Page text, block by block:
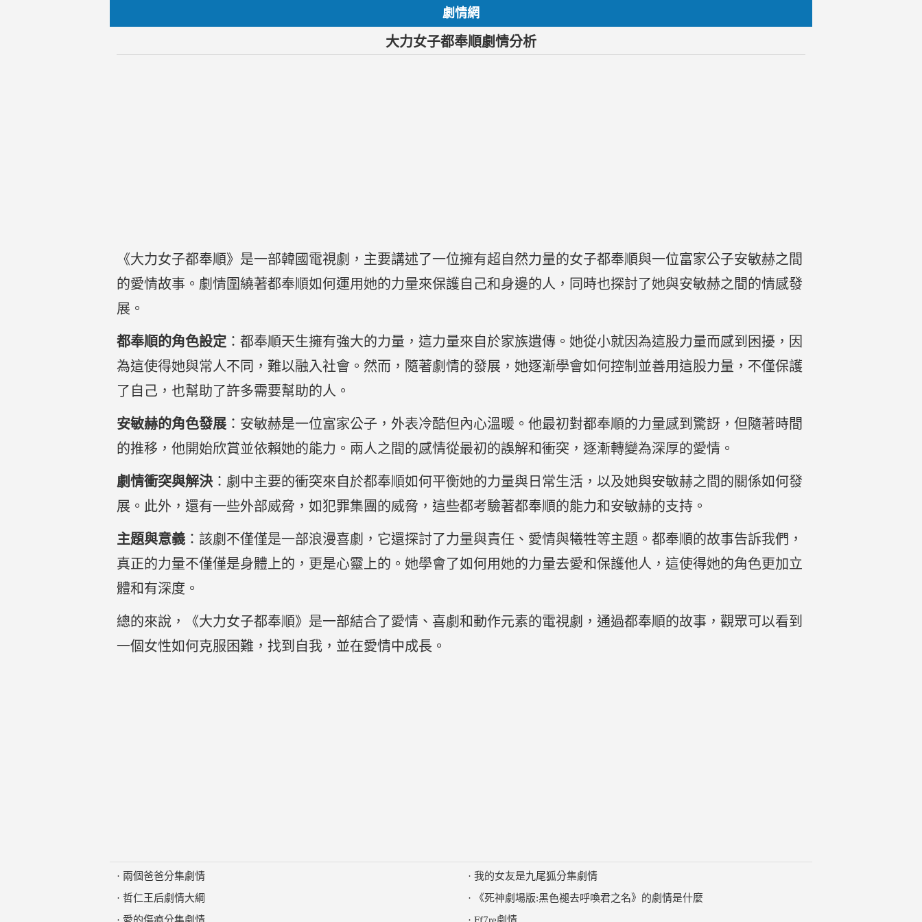
劇情網
大力女子都奉順劇情分析
《大力女子都奉順》是一部韓國電視劇，主要講述了一位擁有超自然力量的女子都奉順與一位富家公子安敏赫之間
的愛情故事。劇情圍繞著都奉順如何運用她的力量來保護自己和身邊的人，同時也探討了她與安敏赫之間的情感發
展。
都奉順的角色設定 ：都奉順天生擁有強大的力量，這力量來自於家族遺傳。她從小就因為這股力量而感到困擾，因
為這使得她與常人不同，難以融入社會。然而，隨著劇情的發展，她逐漸學會如何控制並善用這股力量，不僅保護
了自己，也幫助了許多需要幫助的人。
安敏赫的角色發展 ：安敏赫是一位富家公子，外表冷酷但內心溫暖。他最初對都奉順的力量感到驚訝，但隨著時間
的推移，他開始欣賞並依賴她的能力。兩人之間的感情從最初的誤解和衝突，逐漸轉變為深厚的愛情。
劇情衝突與解決 ：劇中主要的衝突來自於都奉順如何平衡她的力量與日常生活，以及她與安敏赫之間的關係如何發
展。此外，還有一些外部威脅，如犯罪集團的威脅，這些都考驗著都奉順的能力和安敏赫的支持。
主題與意義 ：該劇不僅僅是一部浪漫喜劇，它還探討了力量與責任、愛情與犧牲等主題。都奉順的故事告訴我們，
真正的力量不僅僅是身體上的，更是心靈上的。她學會了如何用她的力量去愛和保護他人，這使得她的角色更加立
體和有深度。
總的來說，《大力女子都奉順》是一部結合了愛情、喜劇和動作元素的電視劇，通過都奉順的故事，觀眾可以看到
一個女性如何克服困難，找到自我，並在愛情中成長。
· 兩個爸爸分集劇情
· 哲仁王后劇情大綱
· 我的女友是九尾狐分集劇情
·
《死神劇場版:黑色褪去呼喚君之名》的劇情是什麼